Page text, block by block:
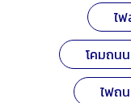
ไ
โคมถน
ไฟถ